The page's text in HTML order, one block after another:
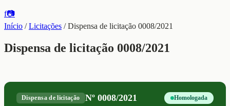
f📷
Início /Licitações /Dispensa de licitação 0008/2021
Dispensa de licitação 0008/2021
Dispensa de licitação Nº 0008/2021 Homologada